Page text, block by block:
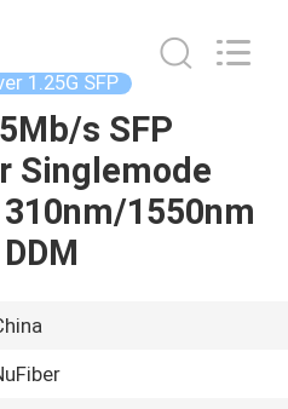
1.25G SFP
s SFP
Singlemode
1550nm